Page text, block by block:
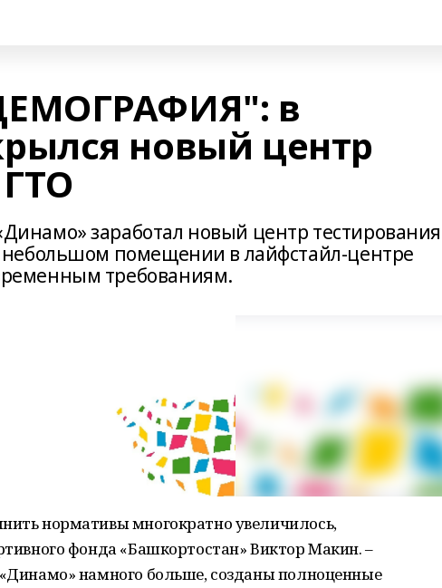
в
новый центр
заработал новый центр тестирования
небольшом помещении в лайфстайл-центре
требованиям.
нормативы многократно увеличилось,
фонда «Башкортостан» Виктор Макин. –
намного больше, созданы полноценные